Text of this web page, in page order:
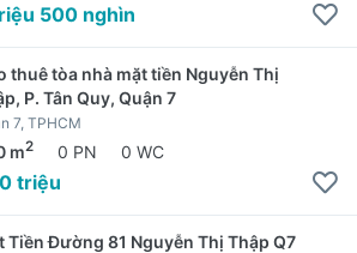
500 nghìn
thuê tòa nhà mặt tiền Nguyễn Thị
P. Tân Quy, Quận 7
7, TPHCM
m2 0 PN 0 WC
triệu
Tiền Đường 81 Nguyễn Thị Thập Q7